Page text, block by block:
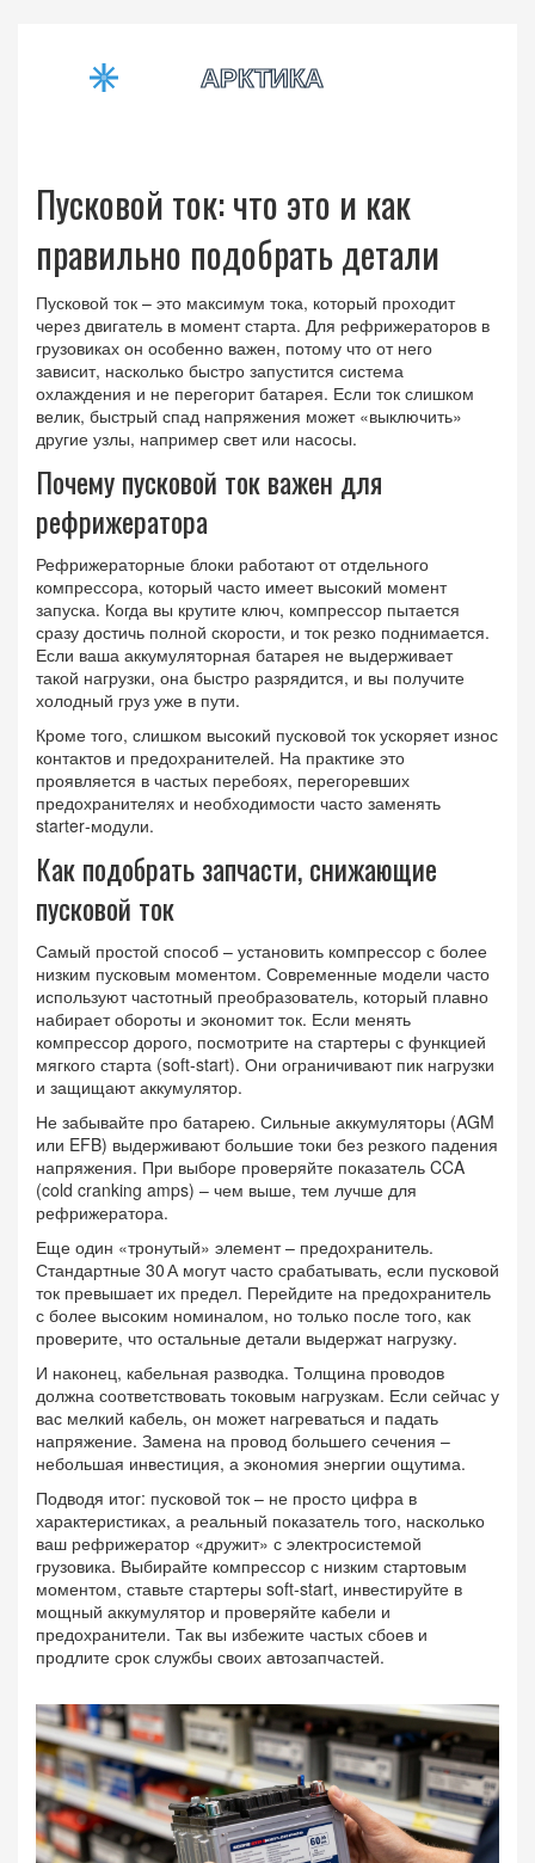
Пусковой ток: что это и как
правильно подобрать детали
Пусковой ток – это максимум тока, который проходит
через двигатель в момент старта. Для рефрижераторов в
грузовиках он особенно важен, потому что от него
зависит, насколько быстро запустится система
охлаждения и не перегорит батарея. Если ток слишком
велик, быстрый спад напряжения может «выключить»
другие узлы, например свет или насосы.
Почему пусковой ток важен для
рефрижератора
Рефрижераторные блоки работают от отдельного
компрессора, который часто имеет высокий момент
запуска. Когда вы крутите ключ, компрессор пытается
сразу достичь полной скорости, и ток резко поднимается.
Если ваша аккумуляторная батарея не выдерживает
такой нагрузки, она быстро разрядится, и вы получите
холодный груз уже в пути.
Кроме того, слишком высокий пусковой ток ускоряет износ
контактов и предохранителей. На практике это
проявляется в частых перебоях, перегоревших
предохранителях и необходимости часто заменять
starter‑модули.
Как подобрать запчасти, снижающие
пусковой ток
Самый простой способ – установить компрессор с более
низким пусковым моментом. Современные модели часто
используют частотный преобразователь, который плавно
набирает обороты и экономит ток. Если менять
компрессор дорого, посмотрите на стартеры с функцией
мягкого старта (soft‑start). Они ограничивают пик нагрузки
и защищают аккумулятор.
Не забывайте про батарею. Сильные аккумуляторы (AGM
или EFB) выдерживают большие токи без резкого падения
напряжения. При выборе проверяйте показатель CCA
(cold cranking amps) – чем выше, тем лучше для
рефрижератора.
Еще один «тронутый» элемент – предохранитель.
Стандартные 30 А могут часто срабатывать, если пусковой
ток превышает их предел. Перейдите на предохранитель
с более высоким номиналом, но только после того, как
проверите, что остальные детали выдержат нагрузку.
И наконец, кабельная разводка. Толщина проводов
должна соответствовать токовым нагрузкам. Если сейчас у
вас мелкий кабель, он может нагреваться и падать
напряжение. Замена на провод большего сечения –
небольшая инвестиция, а экономия энергии ощутима.
Подводя итог: пусковой ток – не просто цифра в
характеристиках, а реальный показатель того, насколько
ваш рефрижератор «дружит» с электросистемой
грузовика. Выбирайте компрессор с низким стартовым
моментом, ставьте стартеры soft‑start, инвестируйте в
мощный аккумулятор и проверяйте кабели и
предохранители. Так вы избежите частых сбоев и
продлите срок службы своих автозапчастей.